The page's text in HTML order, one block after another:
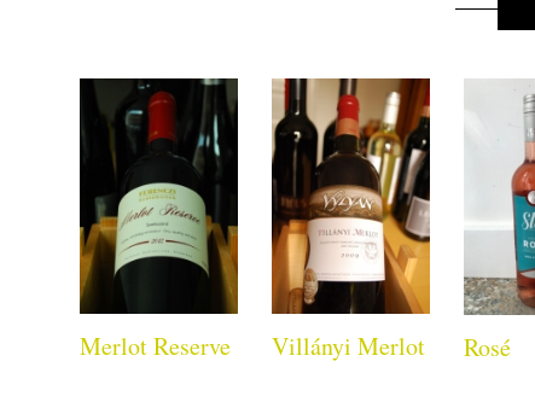
Merlot Reserve Villányi Merlot Rosé